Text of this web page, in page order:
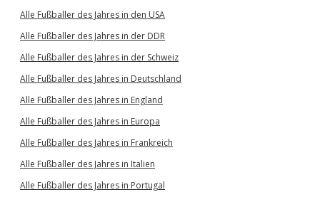
Alle Fußballer des Jahres in den USA
Alle Fußballer des Jahres in der DDR
Alle Fußballer des Jahres in der Schweiz
Alle Fußballer des Jahres in Deutschland
Alle Fußballer des Jahres in England
Alle Fußballer des Jahres in Europa
Alle Fußballer des Jahres in Frankreich
Alle Fußballer des Jahres in Italien
Alle Fußballer des Jahres in Portugal